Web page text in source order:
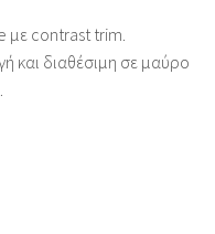
με contrast trim.
και διαθέσιμη σε μαύρο